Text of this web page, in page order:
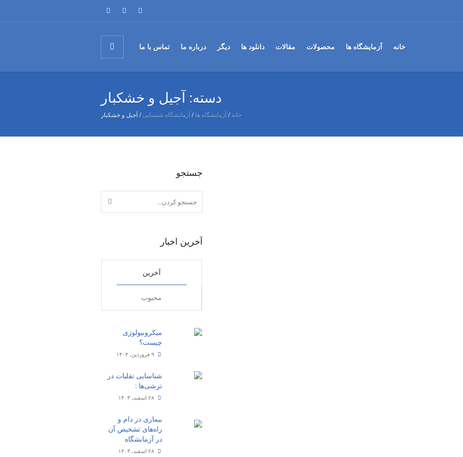
خانه آزمایشگاه ها محصولات مقالات دانلود ها دیگر درباره ما تماس با ما
دسته:آجیل و خشکبار
خانه /آزمایشگاه ها /آزمایشگاه شیمیایی /آجیل و خشکبار
جستجو
آخرین اخبار
آخرین
محبوب
میکروبیولوژی
چیست؟
۹ فروردین, ۱۴۰۴
شناسایی تقلبات در
ترشی‌ها :
۲۸ اسفند, ۱۴۰۳
بیماری‌ در دام و
راه‌های تشخیص آن
در آزمایشگاه
۲۸ اسفند, ۱۴۰۳